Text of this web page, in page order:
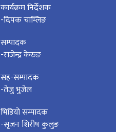
कार्यक्रम निर्देशक
-दिपक चाम्लिङ
सम्पादक
-राजेन्द्र केरुङ
सह-सम्पादक
-तेजु भुजेल
भिडियो सम्पादक
-सृजन शिरीष कुलुङ